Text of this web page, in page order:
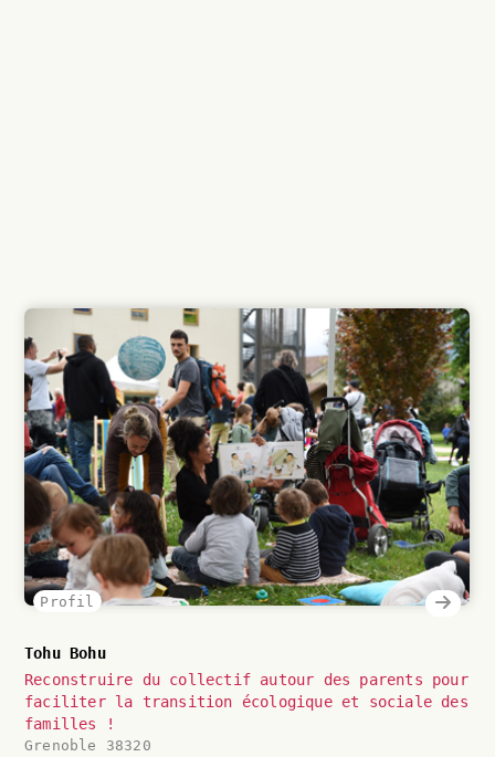
Profil
Tohu Bohu
Reconstruire du collectif autour des parents pour
faciliter la transition écologique et sociale des
familles !
Grenoble 38320